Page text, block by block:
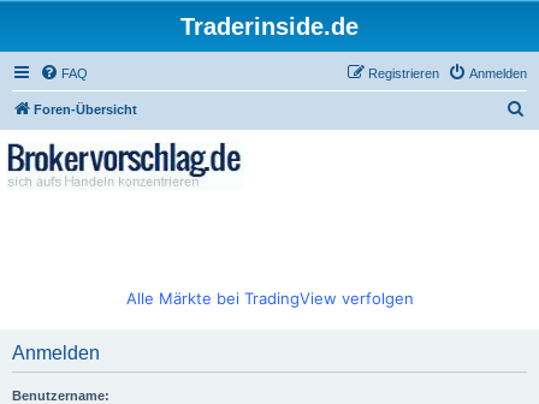
Traderinside.de
FAQ Anmelden
Registrieren
Foren-Übersicht
Alle Märkte bei TradingView verfolgen
Anmelden
Benutzername: